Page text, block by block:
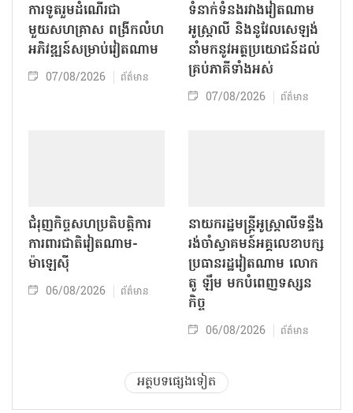
ការទូតរួមដំណើរជា
មួយសហគ្រាស ពង្រីកលំហ
អភិវឌ្ឍន៍សម្រាប់វៀតណាម
07/08/2026 ព័ត៌មាន
ទំនាក់ទំនងរវាងវៀតណាម
អូស្ត្រាលី និងនូវែលសេឡង់
នាំមកនូវអត្ថប្រយោជន៍ដល់
គ្រប់ភាគីទាំងអស់
07/08/2026 ព័ត៌មាន
ជំរុញកិច្ចសហប្រតិបត្តិការ
ការពារជាតិវៀតណាម-
ម៉ាឡេស៊ី
06/08/2026 ព័ត៌មាន
នាយករដ្ឋមន្ត្រីអូស្ត្រាលីទន្ទឹង
រង់ចាំស្វាគមន៍អគ្គលេខាបក្ស
ប្រធានរដ្ឋវៀតណាម លោក
តូ ឡឹម មកបំពេញទស្សន
កិច្ច
06/08/2026 ព័ត៌មាន
អត្ថបទផ្សេងទៀត